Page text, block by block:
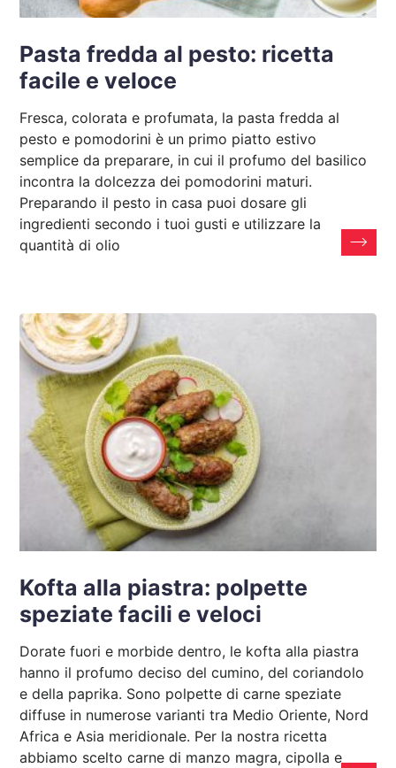
Pasta fredda al pesto: ricetta
facile e veloce
Fresca, colorata e profumata, la pasta fredda al
pesto e pomodorini è un primo piatto estivo
semplice da preparare, in cui il profumo del basilico
incontra la dolcezza dei pomodorini maturi.
Preparando il pesto in casa puoi dosare gli
ingredienti secondo i tuoi gusti e utilizzare la
quantità di olio
Kofta alla piastra: polpette
speziate facili e veloci
Dorate fuori e morbide dentro, le kofta alla piastra
hanno il profumo deciso del cumino, del coriandolo
e della paprika. Sono polpette di carne speziate
diffuse in numerose varianti tra Medio Oriente, Nord
Africa e Asia meridionale. Per la nostra ricetta
abbiamo scelto carne di manzo magra, cipolla e